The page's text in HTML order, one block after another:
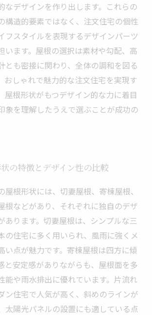
なデザインを作り出します。これらの
構造的要素ではなく、注文住宅の個性
フスタイルを表現するデザインパーツ
います。屋根の選択は素材や勾配、高
とも密接に関わり、全体の調和を図る
おしゃれで魅力的な注文住宅を実現す
屋根形状がもつデザイン的な力に着目
象を理解したうえで選ぶことが成功の
の特徴とデザイン性の比較
屋根形状には、切妻屋根、寄棟屋根、
根などがあり、それぞれに独自のデザ
あります。切妻屋根は、シンプルな三
の住宅に多く用いられ、風雨に強くメ
い点が魅力です。寄棟屋根は四方に傾
と安定感がありながらも、屋根面を多
能や雨水排出に優れています。片流れ
ン住宅で人気が高く、斜めのラインが
太陽光パネルの設置にも適している点